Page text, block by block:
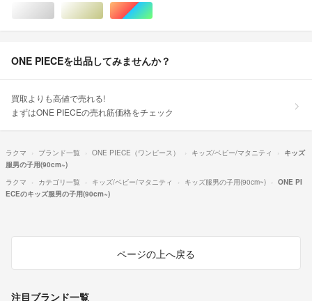
シルバー/銀色系ゴールド/金色系マルチカラー
ONE PIECEを出品してみませんか？
買取よりも高値で売れる!
まずはONE PIECEの売れ筋価格をチェック
ラクマ ブランド一覧 ONE PIECE（ワンピース） キッズ/ベビー/マタニティ
キッズ
服男の子用(90cm~)
ラクマ
カテゴリ一覧 キッズ/ベビー/マタニティ キッズ服男の子用(90cm~)
ONE PI
ECEのキッズ服男の子用(90cm~)
ページの上へ戻る
注目ブランド一覧